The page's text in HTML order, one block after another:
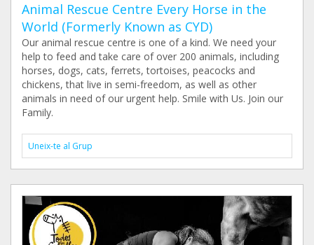
Animal Rescue Centre Every Horse in the
World (Formerly Known as CYD)
Our animal rescue centre is one of a kind. We need your
help to feed and take care of over 200 animals, including
horses, dogs, cats, ferrets, tortoises, peacocks and
chickens, that live in semi-freedom, as well as other
animals in need of our urgent help. Smile with Us. Join our
Family.
Uneix-te al Grup